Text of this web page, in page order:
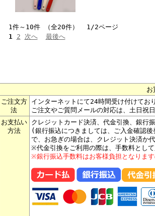
1件～10件 （全20件） 1/2ページ
1
2 次へ 最後へ
お
ご注文方
法
インターネットにて24時間受け付けており
ご注文やご質問メールの対応は、土日祝
お支払い
方法
クレジットカード決済、代金引換、銀行
(銀行振込につきましては、ご入金確認
で、お急ぎの場合は、クレジット決済か
※代金引換をご利用の際は、手数料として
※銀行振込手数料はお客様負担となりま